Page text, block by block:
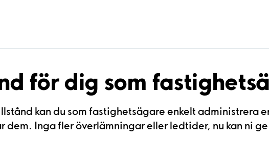
för dig som
kan du som fastighetsägare enkelt administrera
dem. Inga fler överlämningar eller ledtider, nu kan ni